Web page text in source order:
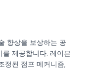
향상을 보상하는 공
제공합니다. 레이븐
정된 점프 메커니즘,